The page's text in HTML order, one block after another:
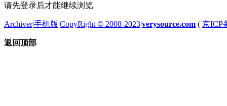
请先登录后才能继续浏览
Archiver|手机版|CopyRight © 2008-2023|verysource.com ( 京ICP
返回顶部